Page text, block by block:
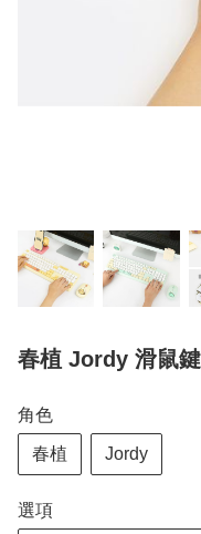
春植 Jordy 滑鼠
角色
春植 Jordy
選項